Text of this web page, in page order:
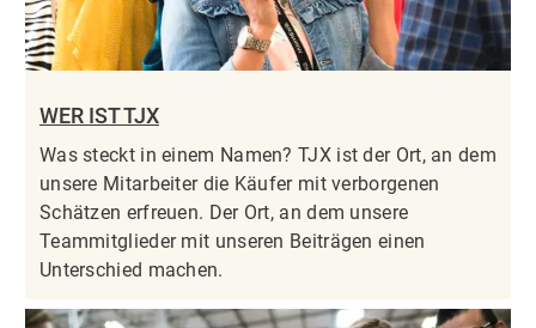
WER IST TJX
Was steckt in einem Namen? TJX ist der Ort, an dem
unsere Mitarbeiter die Käufer mit verborgenen
Schätzen erfreuen. Der Ort, an dem unsere
Teammitglieder mit unseren Beiträgen einen
Unterschied machen.